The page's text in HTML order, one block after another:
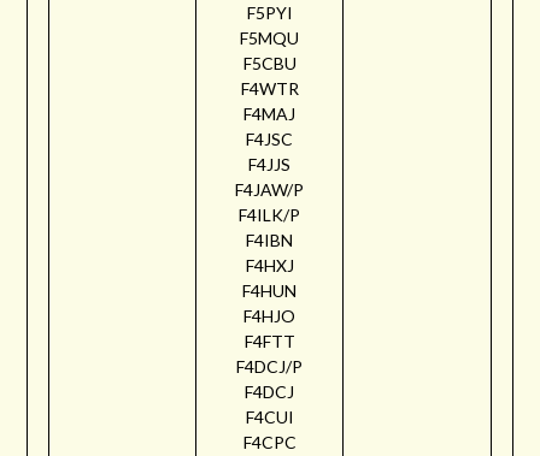
F5PYI
F5MQU
F5CBU
F4WTR
F4MAJ
F4JSC
F4JJS
F4JAW/P
F4ILK/P
F4IBN
F4HXJ
F4HUN
F4HJO
F4FTT
F4DCJ/P
F4DCJ
F4CUI
F4CPC